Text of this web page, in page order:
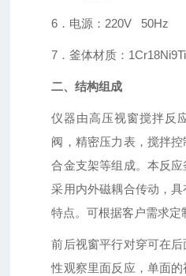
6．电源：220V 50Hz
7．釜体材质：1Cr18Ni9Ti
二、结构组成
仪器由高压视窗搅拌反
阀，精密压力表，搅拌
合金支架等组成。本反
采用内外磁耦合传动，
特点。可根据客户需求定
前后视窗平行对穿可在
性观察里面反应，单面